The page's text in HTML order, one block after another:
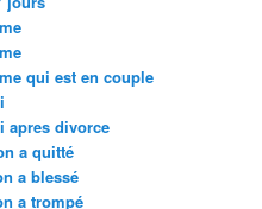
qui est en couple
apres divorce
a quitté
a blessé
a trompé